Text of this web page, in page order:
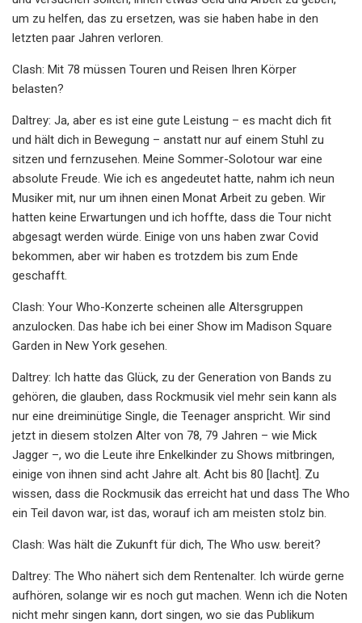
um zu helfen, das zu ersetzen, was sie haben habe in den
letzten paar Jahren verloren.
Clash: Mit 78 müssen Touren und Reisen Ihren Körper
belasten?
Daltrey: Ja, aber es ist eine gute Leistung – es macht dich fit
und hält dich in Bewegung – anstatt nur auf einem Stuhl zu
sitzen und fernzusehen. Meine Sommer-Solotour war eine
absolute Freude. Wie ich es angedeutet hatte, nahm ich neun
Musiker mit, nur um ihnen einen Monat Arbeit zu geben. Wir
hatten keine Erwartungen und ich hoffte, dass die Tour nicht
abgesagt werden würde. Einige von uns haben zwar Covid
bekommen, aber wir haben es trotzdem bis zum Ende
geschafft.
Clash: Your Who-Konzerte scheinen alle Altersgruppen
anzulocken. Das habe ich bei einer Show im Madison Square
Garden in New York gesehen.
Daltrey: Ich hatte das Glück, zu der Generation von Bands zu
gehören, die glauben, dass Rockmusik viel mehr sein kann als
nur eine dreiminütige Single, die Teenager anspricht. Wir sind
jetzt in diesem stolzen Alter von 78, 79 Jahren – wie Mick
Jagger –, wo die Leute ihre Enkelkinder zu Shows mitbringen,
einige von ihnen sind acht Jahre alt. Acht bis 80 [lacht]. Zu
wissen, dass die Rockmusik das erreicht hat und dass The Who
ein Teil davon war, ist das, worauf ich am meisten stolz bin.
Clash: Was hält die Zukunft für dich, The Who usw. bereit?
Daltrey: The Who nähert sich dem Rentenalter. Ich würde gerne
aufhören, solange wir es noch gut machen. Wenn ich die Noten
nicht mehr singen kann, dort singen, wo sie das Publikum